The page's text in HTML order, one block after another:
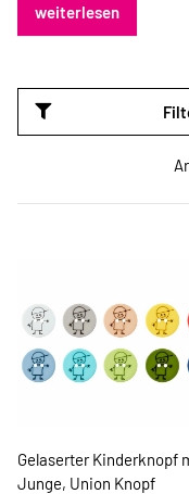
weiterlesen
Gelaserter Kinderknopf
Junge, Union Knopf